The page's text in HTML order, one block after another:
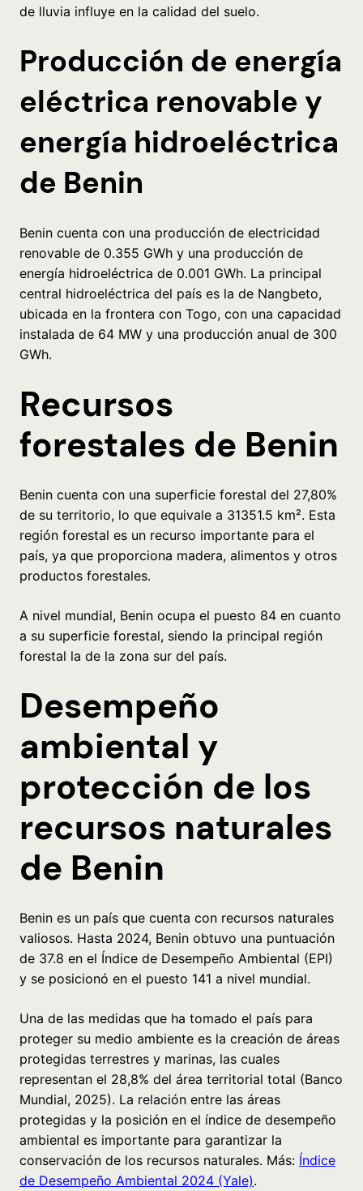
de lluvia influye en la calidad del suelo.
Producción de energía
eléctrica renovable y
energía hidroeléctrica
de Benin
Benin cuenta con una producción de electricidad
renovable de 0.355 GWh y una producción de
energía hidroeléctrica de 0.001 GWh. La principal
central hidroeléctrica del país es la de Nangbeto,
ubicada en la frontera con Togo, con una capacidad
instalada de 64 MW y una producción anual de 300
GWh.
Recursos
forestales de Benin
Benin cuenta con una superficie forestal del 27,80%
de su territorio, lo que equivale a 31351.5 km². Esta
región forestal es un recurso importante para el
país, ya que proporciona madera, alimentos y otros
productos forestales.
A nivel mundial, Benin ocupa el puesto 84 en cuanto
a su superficie forestal, siendo la principal región
forestal la de la zona sur del país.
Desempeño
ambiental y
protección de los
recursos naturales
de Benin
Benin es un país que cuenta con recursos naturales
valiosos. Hasta 2024, Benin obtuvo una puntuación
de 37.8 en el Índice de Desempeño Ambiental (EPI)
y se posicionó en el puesto 141 a nivel mundial.
Una de las medidas que ha tomado el país para
proteger su medio ambiente es la creación de áreas
protegidas terrestres y marinas, las cuales
representan el 28,8% del área territorial total (Banco
Mundial, 2025). La relación entre las áreas
protegidas y la posición en el índice de desempeño
ambiental es importante para garantizar la
conservación de los recursos naturales. Más: Índice
de Desempeño Ambiental 2024 (Yale).